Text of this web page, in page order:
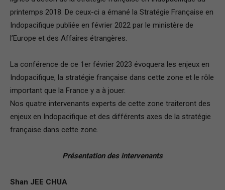
printemps 2018. De ceux-ci a émané la Stratégie Française en
Indopacifique publiée en février 2022 par le ministère de
l’Europe et des Affaires étrangères.
La conférence de ce 1er février 2023 évoquera les enjeux en
Indopacifique, la stratégie française dans cette zone et le rôle
important que la France y a à jouer.
Nos quatre intervenants experts de cette zone traiteront des
enjeux en Indopacifique et des différents axes de la stratégie
française dans cette zone.
Présentation des intervenants
Shan JEE CHUA